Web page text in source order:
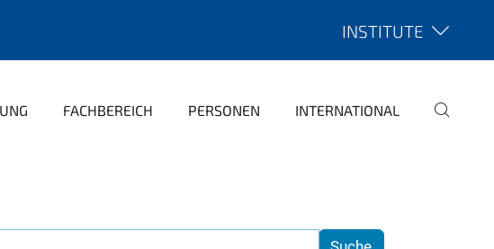
INSTITUTE
FACHBEREICH PERSONEN INTERNATIONAL